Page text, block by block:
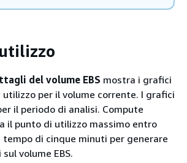
del volume EBS mostra i grafici
per il volume corrente. I grafici
il periodo di analisi. Compute
il punto di utilizzo massimo entro
di cinque minuti per generare
volume EBS.